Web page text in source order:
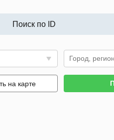
Поиск по ID
на карте